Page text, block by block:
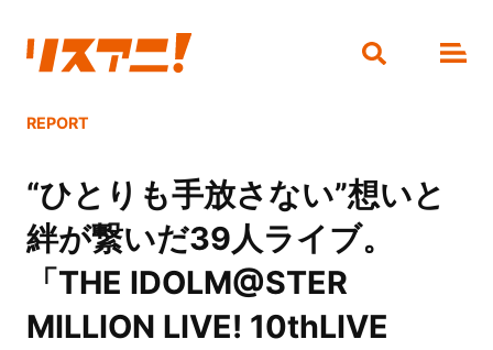
REPORT
“ひとりも手放さない”想いと
絆が繋いだ39人ライブ。
「THE IDOLM@STER
MILLION LIVE! 10thLIVE